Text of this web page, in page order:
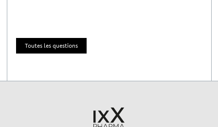
Toutes les questions